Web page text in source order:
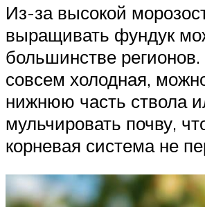
Из-за высокой
выращивать фундук
большинстве
совсем холодная,
нижнюю часть ствола
мульчировать почву,
корневая система не